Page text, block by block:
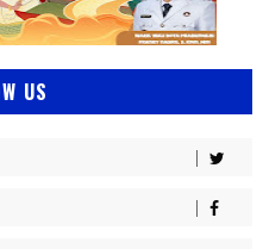
US